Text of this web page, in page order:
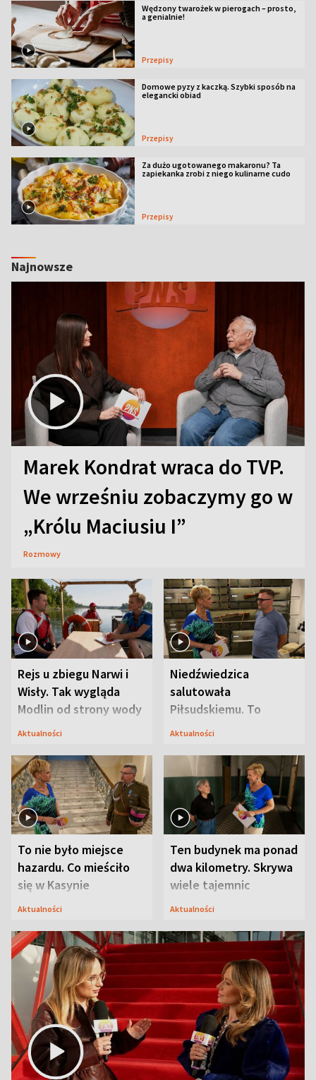
Wędzony twarożek w pierogach – prosto,
a genialnie!
Przepisy
Domowe pyzy z kaczką. Szybki sposób na
elegancki obiad
Przepisy
Za dużo ugotowanego makaronu? Ta
zapiekanka zrobi z niego kulinarne cudo
Przepisy
Najnowsze
Marek Kondrat wraca do TVP.
We wrześniu zobaczymy go w
„Królu Maciusiu I”
Rozmowy
Rejs u zbiegu Narwi i
Wisły. Tak wygląda
Modlin od strony wody
Aktualności
Niedźwiedzica
salutowała
Piłsudskiemu. To
niejedyna tajemnica
Aktualności
To nie było miejsce
hazardu. Co mieściło
się w Kasynie
Oficerskim?
Aktualności
Ten budynek ma ponad
dwa kilometry. Skrywa
wiele tajemnic
Aktualności